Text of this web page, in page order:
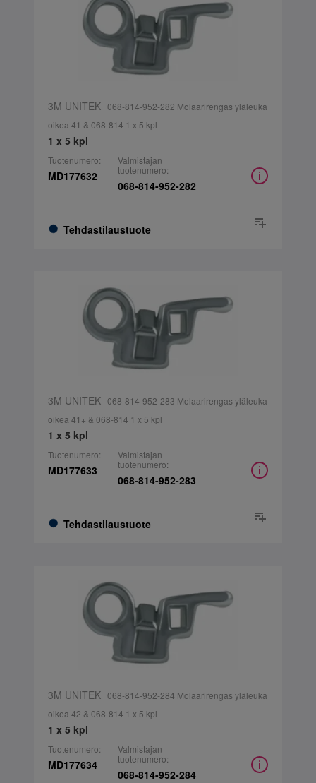
3M UNITEK| 068-814-952-282 Molaarirengas yläleuka
oikea 41 & 068-814 1 x 5 kpl
1 x 5 kpl
Tuotenumero:
MD177632
Tehdastilaustuote
Valmistajan
tuotenumero:
068-814-952-282
3M UNITEK| 068-814-952-283 Molaarirengas yläleuka
oikea 41+ & 068-814 1 x 5 kpl
1 x 5 kpl
Tuotenumero:
MD177633
Tehdastilaustuote
Valmistajan
tuotenumero:
068-814-952-283
3M UNITEK| 068-814-952-284 Molaarirengas yläleuka
oikea 42 & 068-814 1 x 5 kpl
1 x 5 kpl
Tuotenumero:
MD177634
Valmistajan
tuotenumero:
068-814-952-284